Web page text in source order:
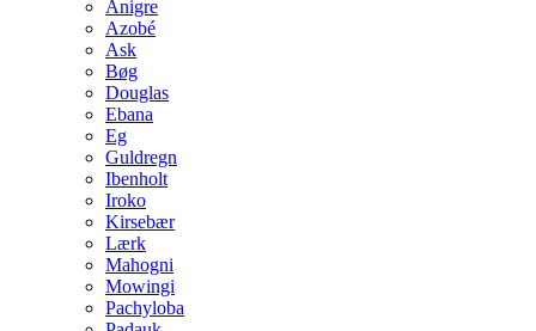
Anigre
Azobé
Ask
Bøg
Douglas
Ebana
Eg
Guldregn
Ibenholt
Iroko
Kirsebær
Lærk
Mahogni
Mowingi
Pachyloba